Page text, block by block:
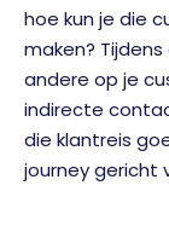
hoe kun je die
maken?
andere op je
indirecte
die klantreis
journey gericht